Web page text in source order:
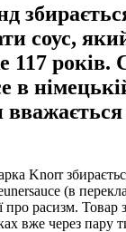
соус,
117 років.
в
Knorr
(в
про расизм.
вже через пару